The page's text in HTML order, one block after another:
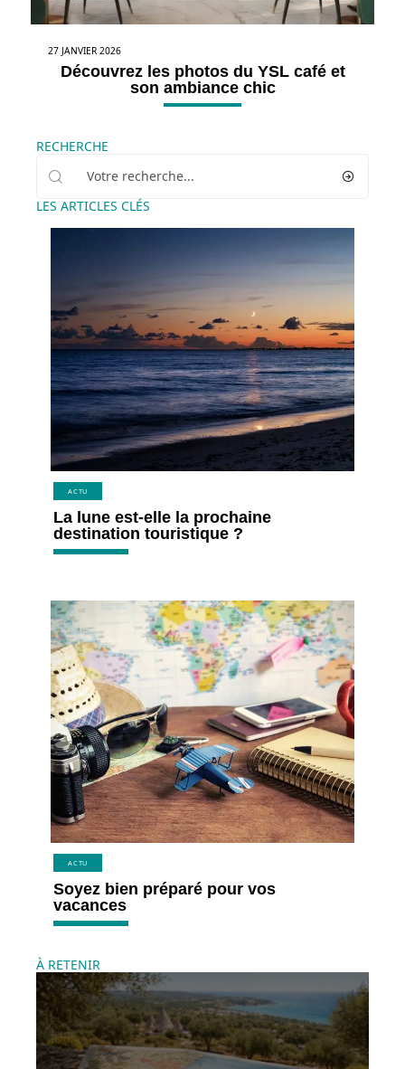
27 JANVIER 2026
Découvrez les photos du YSL café et
son ambiance chic
RECHERCHE
LES ARTICLES CLÉS
ACTU
La lune est-elle la prochaine
destination touristique ?
ACTU
Soyez bien préparé pour vos
vacances
À RETENIR